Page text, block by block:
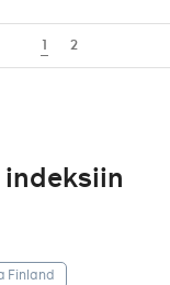
1 2
Finland